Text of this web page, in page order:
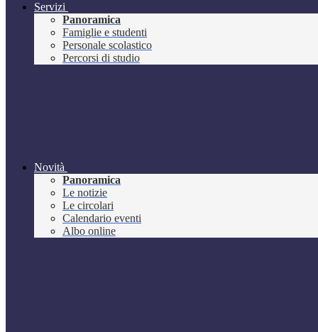
Servizi
Panoramica
Famiglie e studenti
Personale scolastico
Percorsi di studio
Novità
Panoramica
Le notizie
Le circolari
Calendario eventi
Albo online